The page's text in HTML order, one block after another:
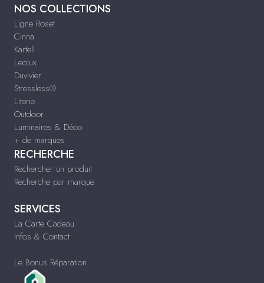
NOS COLLECTIONS
Ligne Roset
Cinna
Kartell
Leolux
Duvivier
Stressless®
Literie
Outdoor
Luminaires & Déco
+ de marques
RECHERCHE
Rechercher un produit
Recherche par marque
SERVICES
La Carte Cadeau
Infos & Contact
Le Bonus Réparation